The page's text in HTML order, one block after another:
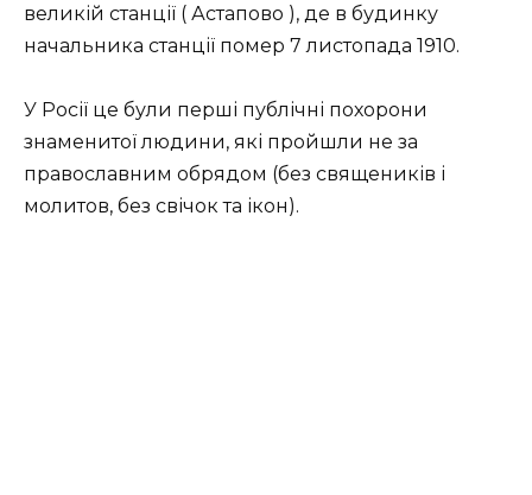
великій станції ( Астапово ), де в будинку
начальника станції помер 7 листопада 1910.
У Росії це були перші публічні похорони
знаменитої людини, які пройшли не за
православним обрядом (без священиків і
молитов, без свічок та ікон).